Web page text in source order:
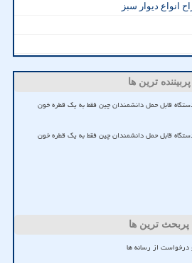
انواع دیوار سبز
پربیننده ترین ها
دقت ۹۵ درصدی دستگاه قابل حمل دانشمندان چین فقط به یک قطره خون
دقت 95 درصدی دستگاه قابل حمل دانشمندان چین فقط به یک قطره خون
پربحث ترین ها
درخواست از رسانه ها